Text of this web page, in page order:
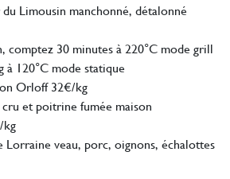
Limousin manchonné, détalonné
comptez 30 minutes à 220°C mode grill
à 120°C mode statique
Orloff 32€/kg
et poitrine fumée maison
kg
Lorraine veau, porc, oignons, échalottes